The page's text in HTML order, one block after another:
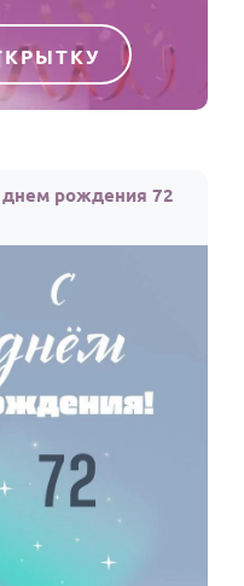
днем рождения 72